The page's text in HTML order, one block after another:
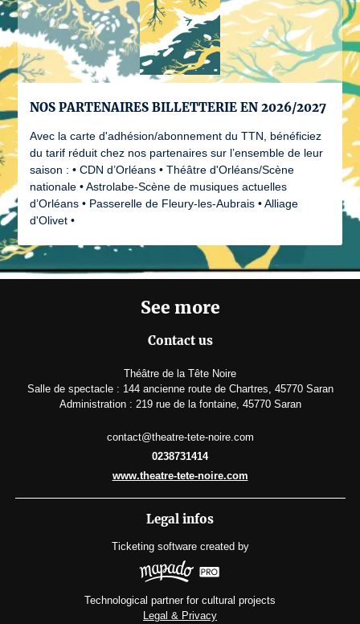
NOS PARTENAIRES BILLETTERIE EN 2026/2027
Avec la carte d'adhésion/abonnement du TTN, bénéficiez
du tarif réduit chez nos partenaires sur l’ensemble de leur
saison : • CDN d’Orléans • Théâtre d'Orléans/Scène
nationale • Astrolabe-Scène de musiques actuelles
d’Orléans • Passerelle de Fleury-les-Aubrais • Alliage
d'Olivet •
See more
Contact us
Théâtre de la Tête Noire
Salle de spectacle : 144 ancienne route de Chartres, 45770 Saran
Administration : 219 rue de la fontaine, 45770 Saran
contact@theatre-tete-noire.com
0238731414
www.theatre-tete-noire.com
Legal infos
Ticketing software created by
Technological partner for cultural projects
Legal & Privacy